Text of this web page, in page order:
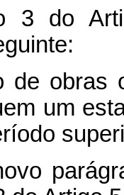
3 do
de obras
um